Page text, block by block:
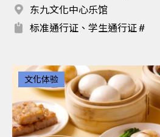
东九文化中心乐馆
标准通行证、学生通行证 #
文化体验